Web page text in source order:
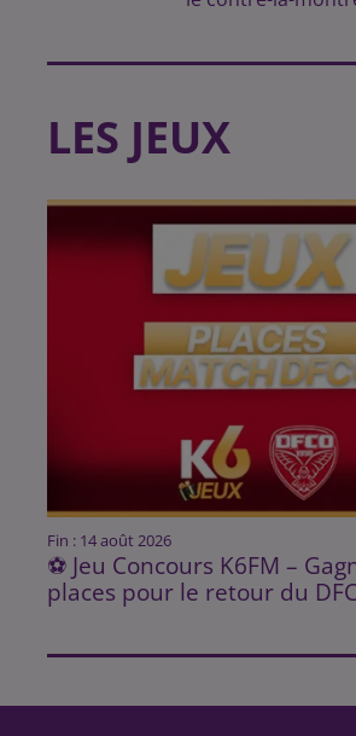
LES JEUX
Fin : 14 août 2026
⚽ Jeu Concours K6FM –
places pour le retour du